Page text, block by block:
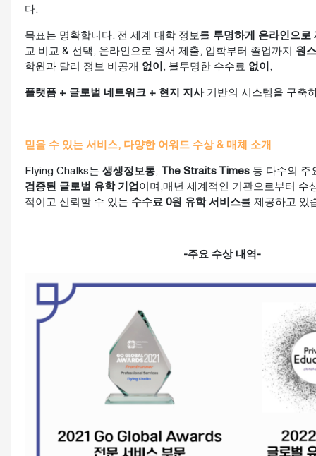
다.
목표는 명확합니다. 전 세계 대학 정보를 투명하게 온라인으로
교 비교 & 선택, 온라인으로 원서 제출, 입학부터 졸업까지 원
학원과 달리 정보 비공개 없이 , 불투명한 수수료 없이 ,
플랫폼 + 글로벌 네트워크 + 현지 지사기반의 시스템을 구축
믿을 수 있는 서비스, 다양한 어워드 수상 & 매체 소개
Flying Chalks는 생생정보통, The Straits Times 등 다수의 주
검증된 글로벌 유학 기업 이며,매년 세계적인 기관으로부터 수
적이고 신뢰할 수 있는 수수료 0원 유학 서비스를 제공하고 있
-주요 수상 내역-